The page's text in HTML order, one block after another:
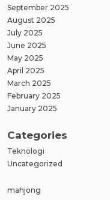
September 2025
August 2025
July 2025
June 2025
May 2025
April 2025
March 2025
February 2025
January 2025
Categories
Teknologi
Uncategorized
mahjong